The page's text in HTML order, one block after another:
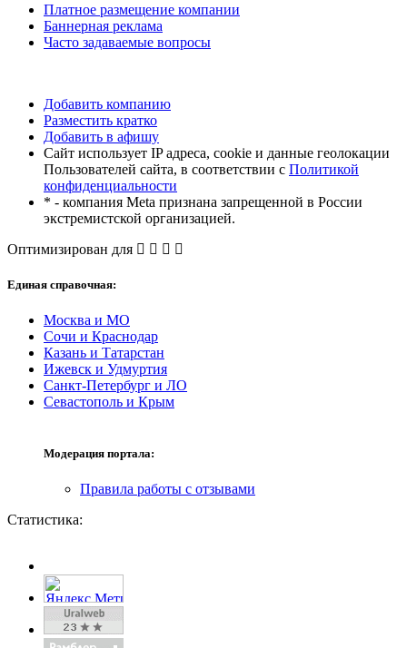
Платное размещение компании
Баннерная реклама
Часто задаваемые вопросы
Добавить компанию
Разместить кратко
Добавить в афишу
Сайт использует IP адреса, cookie и данные геолокации
Пользователей сайта, в соответствии с Политикой
конфиденциальности
* - компания Meta признана запрещенной в России
экстремистской организацией.
Оптимизирован для
Единая справочная:
Москва и МО
Сочи и Краснодар
Казань и Татарстан
Ижевск и Удмуртия
Санкт-Петербург и ЛО
Севастополь и Крым
Модерация портала:
Правила работы с отзывами
Статистика: